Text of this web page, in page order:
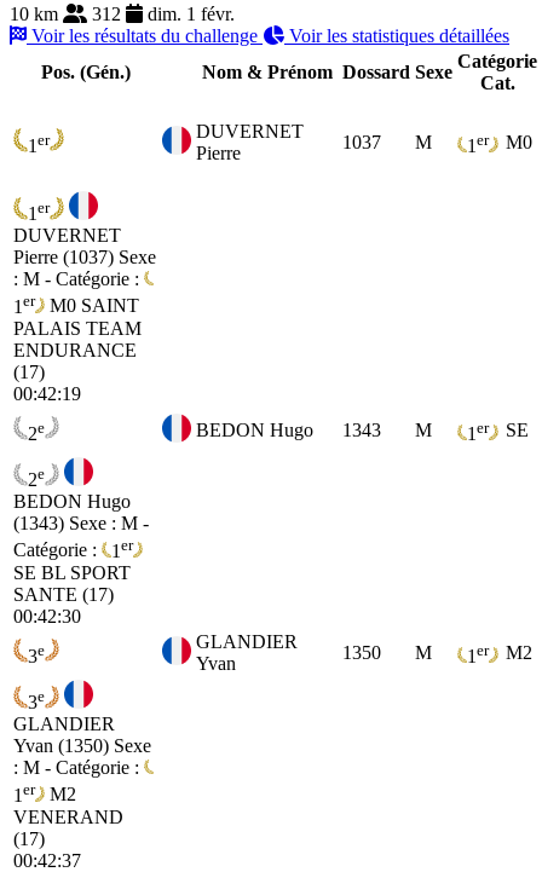
10 km 312
dim. 1 févr.
Voir les résultats du challenge
Voir les statistiques détaillées
Pos. (Gén.)
Nom & Prénom Dossard Sexe
Catégorie
Cat.
1 er
DUVERNET
Pierre
1037 M 1 er M0
1 er
DUVERNET
Pierre (1037) Sexe
: M - Catégorie :
1 er M0 SAINT
PALAIS TEAM
ENDURANCE
(17)
00:42:19
2e BEDON Hugo 1343 M 1 er SE
2e
BEDON Hugo
(1343) Sexe : M -
Catégorie :
1 er
SE BL SPORT
SANTE (17)
00:42:30
3e
GLANDIER
Yvan
1350 M 1 er M2
3e
GLANDIER
Yvan (1350) Sexe
: M - Catégorie :
1 er
M2
VENERAND
(17)
00:42:37